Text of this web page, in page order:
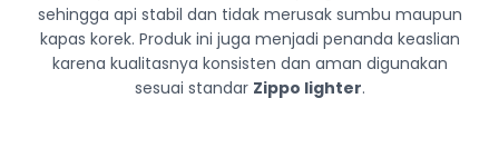
sehingga api stabil dan tidak merusak sumbu maupun
kapas korek. Produk ini juga menjadi penanda keaslian
karena kualitasnya konsisten dan aman digunakan
sesuai standar Zippo lighter.